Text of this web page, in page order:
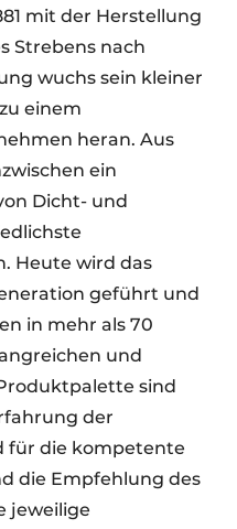
mit der Herstellung
Strebens nach
wuchs sein kleiner
einem
heran. Aus
ein
Dicht- und
Heute wird das
geführt und
in mehr als 70
und
sind
der
für die kompetente
die Empfehlung des
jeweilige